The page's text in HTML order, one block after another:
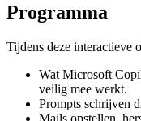
Programma
Tijdens deze interactieve
Wat Microsoft
veilig mee werkt.
Prompts schrijven
Mails opstellen,